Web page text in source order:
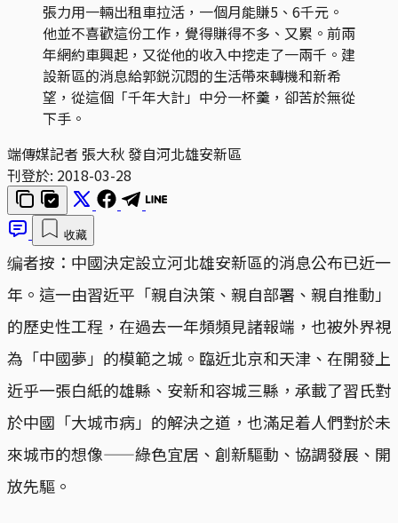
張力用一輛出租車拉活，一個月能賺5、6千元。
他並不喜歡這份工作，覺得賺得不多、又累。前兩
年網約車興起，又從他的收入中挖走了一兩千。建
設新區的消息給郭鋭沉悶的生活帶來轉機和新希
望，從這個「千年大計」中分一杯羹，卻苦於無從
下手。
端傳媒記者 張大秋 發自河北雄安新區
刊登於: 2018-03-28
收藏
编者按：中國決定設立河北雄安新區的消息公布已近一
年。這一由習近平「親自決策、親自部署、親自推動」
的歷史性工程，在過去一年頻頻見諸報端，也被外界視
為「中國夢」的模範之城。臨近北京和天津、在開發上
近乎一張白紙的雄縣、安新和容城三縣，承載了習氏對
於中國「大城市病」的解決之道，也滿足着人們對於未
來城市的想像——綠色宜居、創新驅動、協調發展、開
放先驅。